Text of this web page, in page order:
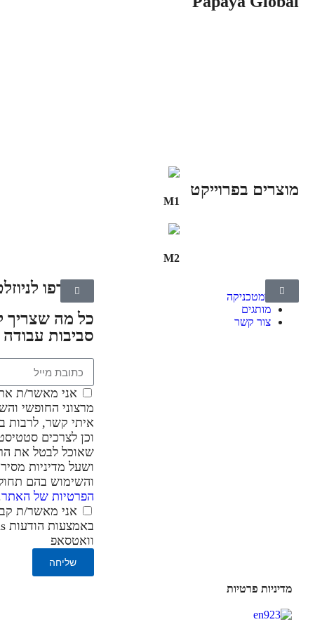
מוצרים בפרוייקט
M1
M2
גומטכניקה
מותגים
צור קשר
הצטרפו
כל מה שצריך
סביבות
אני מאשר/ת
מרצוני החופשי
איתי קשר, לרבות
וכן לצרכים
שאוכל לבטל את
ושעל מדיניות
והשימוש בהם
הפרטיות של האתר
אני מאשר/ת
וואטסאפ
שליחה
מדיניות פרטיות